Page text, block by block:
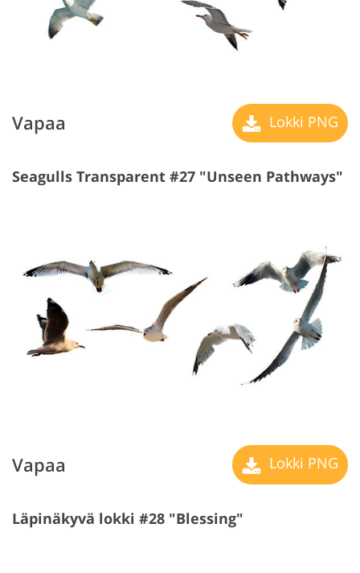
Vapaa Lokki PNG
Seagulls Transparent #27 "Unseen Pathways"
Vapaa Lokki PNG
Läpinäkyvä lokki #28 "Blessing"